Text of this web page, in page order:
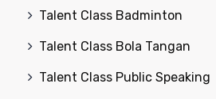
Talent Class Badminton
Talent Class Bola Tangan
Talent Class Public Speaking